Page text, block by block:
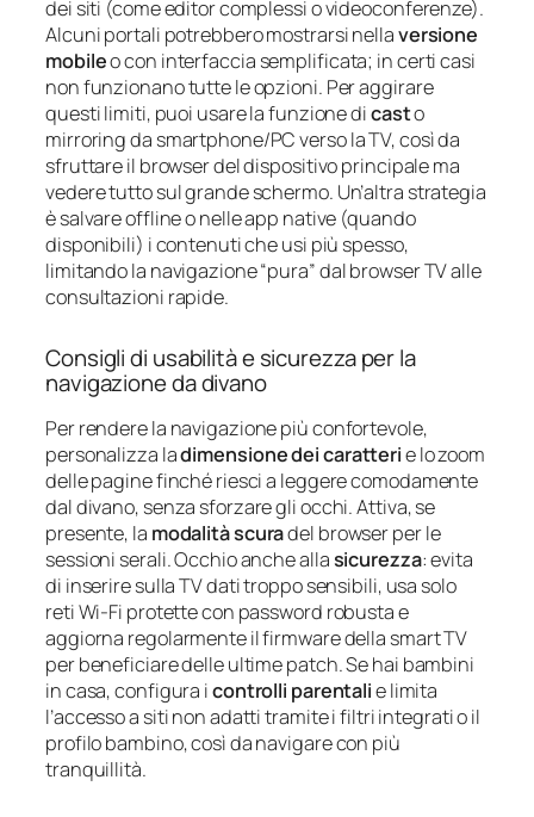
dei siti (come editor complessi o videoconferenze).
Alcuni portali potrebbero mostrarsi nellaversione
mobileo con interfaccia semplificata; in certi casi
non funzionano tutte le opzioni. Per aggirare
questi limiti, puoi usare la funzione dicasto
mirroring da smartphone/PC verso la TV, così da
sfruttare il browser del dispositivo principale ma
vedere tutto sul grande schermo. Un’altra strategia
è salvare offline o nelle app native (quando
disponibili) i contenuti che usi più spesso,
limitando la navigazione “pura” dal browser TV alle
consultazioni rapide.
Consigli di usabilità e sicurezza per la
navigazione da divano
Per rendere la navigazione più confortevole,
personalizza ladimensione dei caratterie lo zoom
delle pagine finché riesci a leggere comodamente
dal divano, senza sforzare gli occhi. Attiva, se
presente, la modalità scuradel browser per le
sessioni serali. Occhio anche allasicurezza: evita
di inserire sulla TV dati troppo sensibili, usa solo
reti Wi-Fi protette con password robusta e
aggiorna regolarmente il firmware della smart TV
per beneficiare delle ultime patch. Se hai bambini
in casa, configura icontrolli parentalie limita
l’accesso a siti non adatti tramite i filtri integrati o il
profilo bambino, così da navigare con più
tranquillità.